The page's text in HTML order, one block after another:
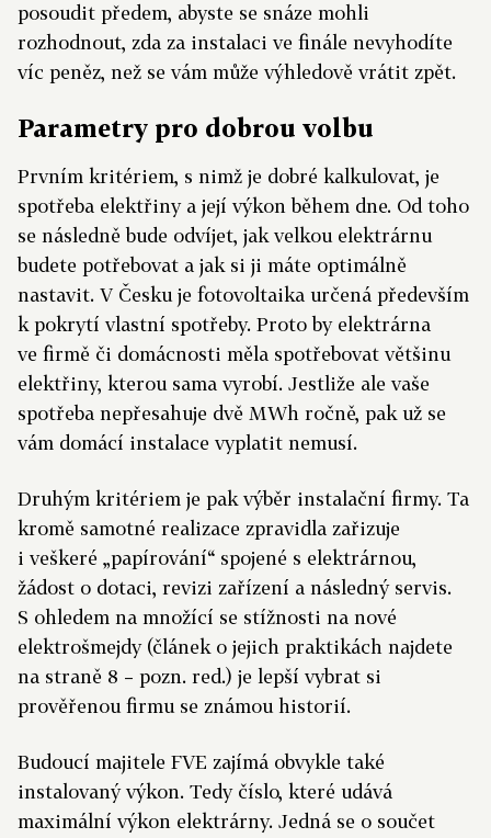
posoudit předem, abyste se snáze mohli
rozhodnout, zda za instalaci ve finále nevyhodíte
víc peněz, než se vám může výhledově vrátit zpět.
Parametry pro dobrou volbu
Prvním kritériem, s nimž je dobré kalkulovat, je
spotřeba elektřiny a její výkon během dne. Od toho
se následně bude odvíjet, jak velkou elektrárnu
budete potřebovat a jak si ji máte optimálně
nastavit. V Česku je fotovoltaika určená především
k pokrytí vlastní spotřeby. Proto by elektrárna
ve firmě či domácnosti měla spotřebovat většinu
elektřiny, kterou sama vyrobí. Jestliže ale vaše
spotřeba nepřesahuje dvě MWh ročně, pak už se
vám domácí instalace vyplatit nemusí.
Druhým kritériem je pak výběr instalační firmy. Ta
kromě samotné realizace zpravidla zařizuje
i veškeré „papírování“ spojené s elektrárnou,
žádost o dotaci, revizi zařízení a následný servis.
S ohledem na množící se stížnosti na nové
elektrošmejdy (článek o jejich praktikách najdete
na straně 8 – pozn. red.) je lepší vybrat si
prověřenou firmu se známou historií.
Budoucí majitele FVE zajímá obvykle také
instalovaný výkon. Tedy číslo, které udává
maximální výkon elektrárny. Jedná se o součet